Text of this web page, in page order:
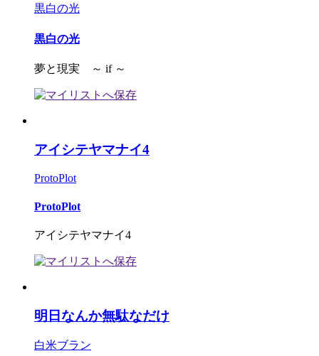
黒白の光
黒白の光
夢と現実 ～ if ～
アイシテヤマナイ4
ProtoPlot
ProtoPlot
アイシテヤマナイ4
明日なんか無駄なだけ
白米ブラン